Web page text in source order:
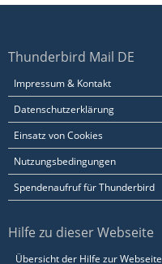
Thunderbird Mail DE
Impressum & Kontakt
Datenschutzerklärung
Einsatz von Cookies
Nutzungsbedingungen
Spendenaufruf für Thunderbird
Hilfe zu dieser Webseite
Übersicht der Hilfe zur Webseite